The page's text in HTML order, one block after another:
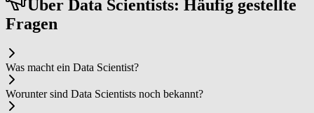
Über Da­ta­ ­Sci­en­tists: Häufig gestellte
Fragen
Was macht ein Da­ta­ ­Sci­en­tist?
Worunter sind Da­ta­ ­Sci­en­tists noch bekannt?